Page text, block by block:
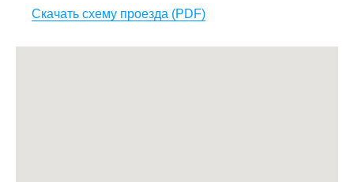
Скачать схему проезда (PDF)